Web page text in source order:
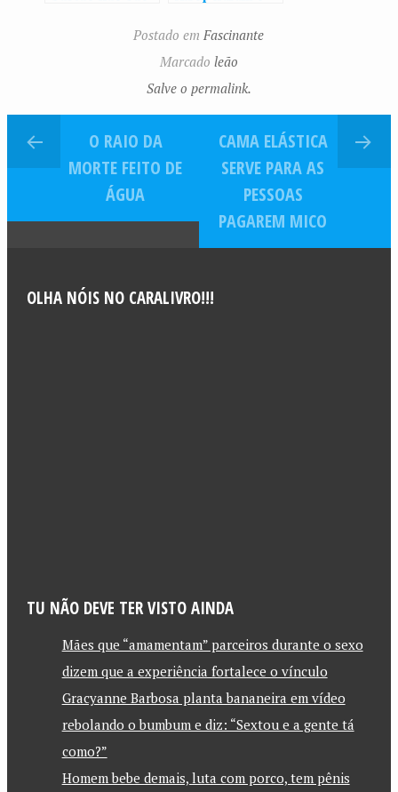
neve!!!
Postado emFascinante
Marcado leão
Salve o permalink.
O RAIO DA
MORTE FEITO DE
ÁGUA
CAMA ELÁSTICA
SERVE PARA AS
PESSOAS
PAGAREM MICO
OLHA NÓIS NO CARALIVRO!!!
TU NÃO DEVE TER VISTO AINDA
Mães que “amamentam” parceiros durante o sexo
dizem que a experiência fortalece o vínculo
Gracyanne Barbosa planta bananeira em vídeo
rebolando o bumbum e diz: “Sextou e a gente tá
como?”
Homem bebe demais, luta com porco, tem pênis